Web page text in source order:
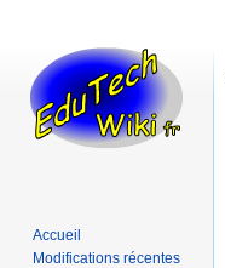
Accueil
Modifications récentes